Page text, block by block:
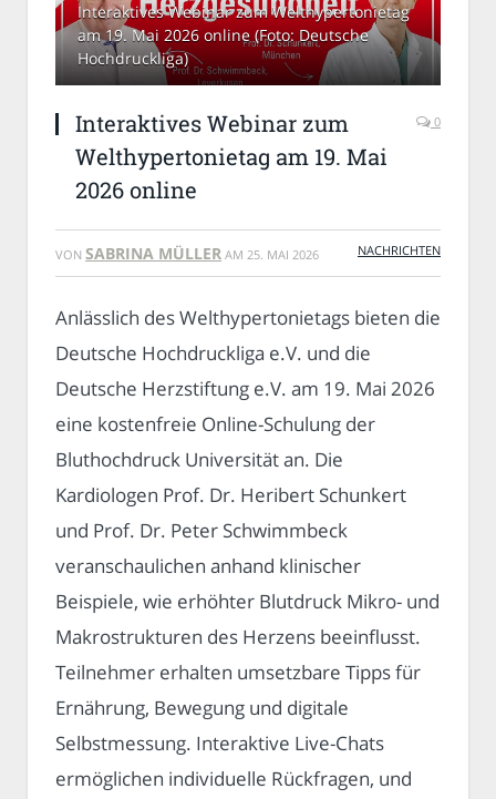
Interaktives Webinar zum Welthypertonietag
am 19. Mai 2026 online (Foto: Deutsche
Hochdruckliga)
Interaktives Webinar zum
Welthypertonietag am 19. Mai
2026 online
0
VON SABRINA MÜLLER AM 25. MAI 2026 NACHRICHTEN
Anlässlich des Welthypertonietags bieten die
Deutsche Hochdruckliga e.V. und die
Deutsche Herzstiftung e.V. am 19. Mai 2026
eine kostenfreie Online-Schulung der
Bluthochdruck Universität an. Die
Kardiologen Prof. Dr. Heribert Schunkert
und Prof. Dr. Peter Schwimmbeck
veranschaulichen anhand klinischer
Beispiele, wie erhöhter Blutdruck Mikro- und
Makrostrukturen des Herzens beeinflusst.
Teilnehmer erhalten umsetzbare Tipps für
Ernährung, Bewegung und digitale
Selbstmessung. Interaktive Live-Chats
ermöglichen individuelle Rückfragen, und